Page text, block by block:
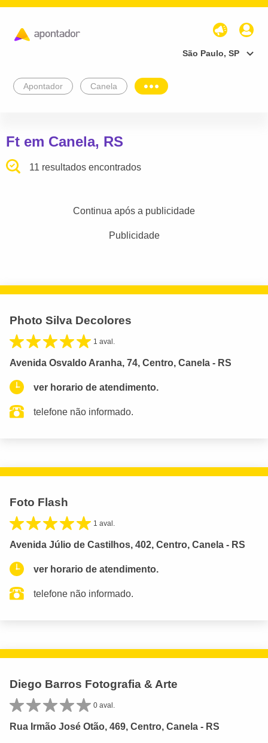
São Paulo, SP
Apontador Canela
Ft em Canela, RS
11 resultados encontrados
Continua após a publicidade
Publicidade
Photo Silva Decolores
1 aval.
Avenida Osvaldo Aranha, 74, Centro, Canela - RS
ver horario de atendimento.
telefone não informado.
Foto Flash
1 aval.
Avenida Júlio de Castilhos, 402, Centro, Canela - RS
ver horario de atendimento.
telefone não informado.
Diego Barros Fotografia & Arte
0 aval.
Rua Irmão José Otão, 469, Centro, Canela - RS